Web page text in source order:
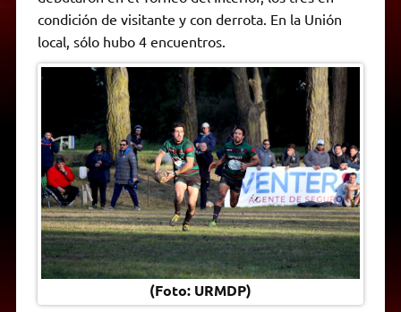
p
p
r
a
m
r
o
k
n
g
e
i
n
k
r
i
n
l
condición de visitante y con derrota. En la Unión
local, sólo hubo 4 encuentros.
(Foto: URMDP)